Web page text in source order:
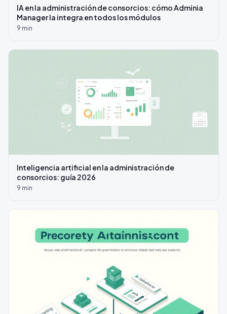
IA en la administración de consorcios: cómo Adminia
Manager la integra en todos los módulos
9 min
Inteligencia artificial en la administración de
consorcios: guía 2026
9 min